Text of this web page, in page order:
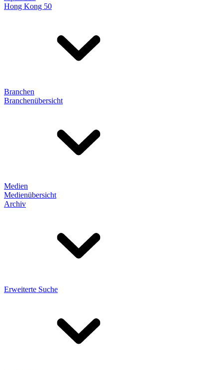
Hong Kong 50
Branchen
Branchenübersicht
Medien
Medienübersicht
Archiv
Erweiterte Suche